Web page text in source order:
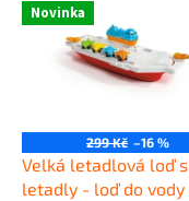
Novinka
299 Kč –16 %
Velká letadlová loď s
letadly - loď do vody